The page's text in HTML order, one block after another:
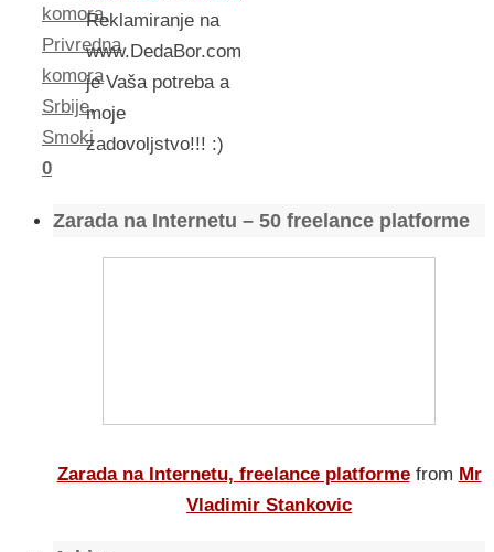
komora,
Privredna
komora
Srbije,
Smoki
0
Reklamiranje na
www.DedaBor.com
je Vaša potreba a
moje
zadovoljstvo!!! :)
Zarada na Internetu – 50 freelance platforme
Zarada na Internetu, freelance platforme from Mr
Vladimir Stankovic